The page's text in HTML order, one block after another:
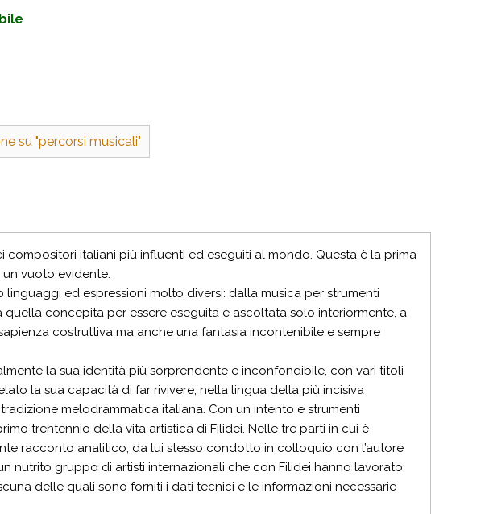
su "percorsi musicali"
compositori italiani più influenti ed eseguiti al mondo. Questa è la prima
vuoto evidente.
ed espressioni molto diversi: dalla musica per strumenti
concepita per essere eseguita e ascoltata solo interiormente, a
costruttiva ma anche una fantasia incontenibile e sempre
la sua identità più sorprendente e inconfondibile, con vari titoli
la sua capacità di far rivivere, nella lingua della più incisiva
melodrammatica italiana. Con un intento e strumenti
trentennio della vita artistica di Filidei. Nelle tre parti in cui è
racconto analitico, da lui stesso condotto in colloquio con l’autore
nutrito gruppo di artisti internazionali che con Filidei hanno lavorato;
delle quali sono forniti i dati tecnici e le informazioni necessarie